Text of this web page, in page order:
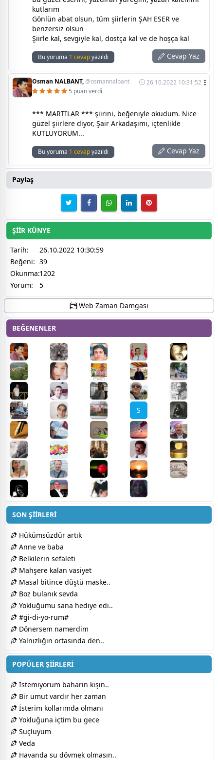
kutlarım
Gönlün abat olsun, tüm şiirlerin ŞAH ESER ve
benzersiz olsun
Şiirle kal, sevgiyle kal, dostça kal ve de hoşça kal
Bu yoruma 1 cevapyazıldı Cevap Yaz
Osman NALBANT,@osmannalbant
26.10.2022 10:31:52
5 puan verdi
*** MARTILAR *** şiirini, beğeniyle okudum. Nice
güzel şiirlere diyor, Şair Arkadaşımı, içtenlikle
KUTLUYORUM...
Bu yoruma 1 cevapyazıldı Cevap Yaz
Paylaş
ŞİİR KÜNYE
Tarih:
26.10.2022 10:30:59
Beğeni: 39
Okunma:1202
Yorum:
5
Web Zaman Damgası
BEĞENENLER
S
SON ŞİİRLERİ
Hükümsüzdür artık
Anne ve baba
Belkilerin sefaleti
Mahşere kalan vasiyet
Masal bitince düştü maske..
Boz bulanık sevda
Yokluğumu sana hediye edi..
#gi-di-yo-rum#
Dönersem namerdim​
Yalnızlığın ortasında den..
POPÜLER ŞİİRLERİ
İstemiyorum baharın kışın..
Bir umut vardır her zaman
İsterim kollarımda olmanı
Yokluğuna içtim bu gece
Suçluyum
Veda
Havanda su dövmek olmasın..